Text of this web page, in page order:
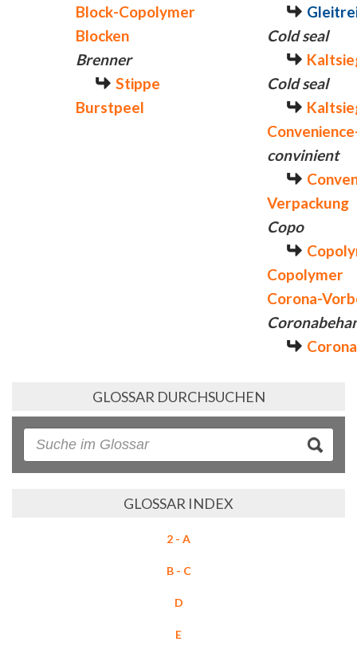
Block-Copolymer
Blocken
Brenner
Stippe
Burstpeel
Cold seal
Cold seal
convinient
Verpackung
Copo
Copolymer
Corona-
GLOSSAR DURCHSUCHEN
GLOSSAR INDEX
2 - A
B - C
D
E